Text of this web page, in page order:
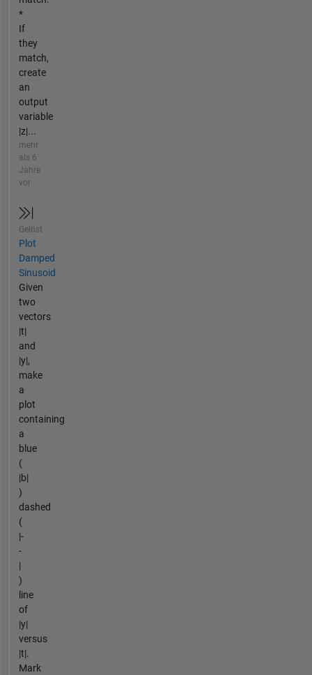
*
If
they
match,
create
an
output
variable
|z|...
mehr
als 6
Jahre
vor
Gelöst
Plot
Damped
Sinusoid
Given
two
vectors
|t|
and
|y|,
make
a
plot
containing
a
blue
(
|b|
)
dashed
(
|-
-
|
)
line
of
|y|
versus
|t|.
Mark